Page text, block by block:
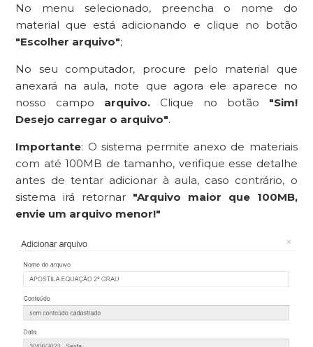
No menu selecionado, preencha o nome do
material que está adicionando e clique no botão
"Escolher arquivo";
No seu computador, procure pelo material que
anexará na aula, note que agora ele aparece no
nosso campo arquivo. Clique no botão "Sim!
Desejo carregar o arquivo".
Importante: O sistema permite anexo de materiais
com até 100MB de tamanho, verifique esse detalhe
antes de tentar adicionar à aula, caso contrário, o
sistema irá retornar "Arquivo maior que 100MB,
envie um arquivo menor!"